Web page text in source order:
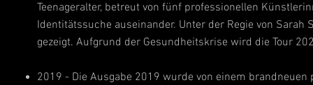
Teenageralter, betreut von fünf professionellen
Identitätssuche auseinander. Unter der Regie von
gezeigt. Aufgrund der Gesundheitskrise wird die Tour
2019 - Die Ausgabe 2019 wurde von einem